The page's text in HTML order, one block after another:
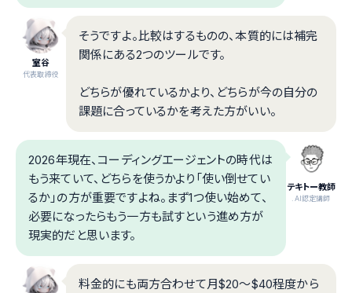
室谷
代表取締役
そうですよ。比較はするものの、本質的には補完
関係にある2つのツールです。
どちらが優れているかより、どちらが今の自分の
課題に合っているかを考えた方がいい。
テキトー教師
.AI認定講師
2026年現在、コーディングエージェントの時代は
もう来ていて、どちらを使うかより「使い倒せてい
るか」の方が重要ですよね。まず1つ使い始めて、
必要になったらもう一方も試すという進め方が
現実的だと思います。
料金的にも両方合わせて月$20〜$40程度から